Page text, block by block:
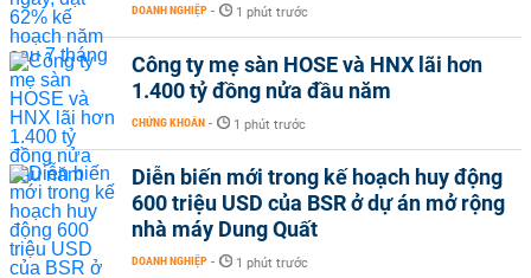
DOANH NGHIỆP - 1 phút trước
Công ty mẹ sàn HOSE và HNX lãi hơn
1.400 tỷ đồng nửa đầu năm
CHỨNG KHOÁN - 1 phút trước
Diễn biến mới trong kế hoạch huy động
600 triệu USD của BSR ở dự án mở rộng
nhà máy Dung Quất
DOANH NGHIỆP - 1 phút trước